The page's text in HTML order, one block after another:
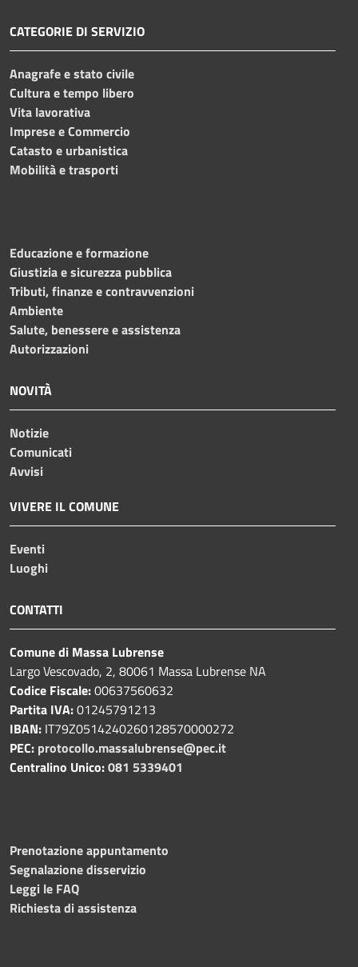
CATEGORIE DI SERVIZIO
Anagrafe e stato civile
Cultura e tempo libero
Vita lavorativa
Imprese e Commercio
Catasto e urbanistica
Mobilità e trasporti
Educazione e formazione
Giustizia e sicurezza pubblica
Tributi, finanze e contravvenzioni
Ambiente
Salute, benessere e assistenza
Autorizzazioni
NOVITÀ
Notizie
Comunicati
Avvisi
VIVERE IL COMUNE
Eventi
Luoghi
CONTATTI
Comune di Massa Lubrense
Largo Vescovado, 2, 80061 Massa Lubrense NA
Codice Fiscale:00637560632
Partita IVA:01245791213
IBAN: IT79Z0514240260128570000272
PEC: protocollo.massalubrense@pec.it
Centralino Unico:081 5339401
Prenotazione appuntamento
Segnalazione disservizio
Leggi le FAQ
Richiesta di assistenza